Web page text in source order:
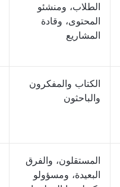
الطلاب، ومنشئو
المحتوى، وقادة
المشاريع
الكتاب والمفكرون
والباحثون
المستقلون، والفرق
البعيدة، ومسؤولو